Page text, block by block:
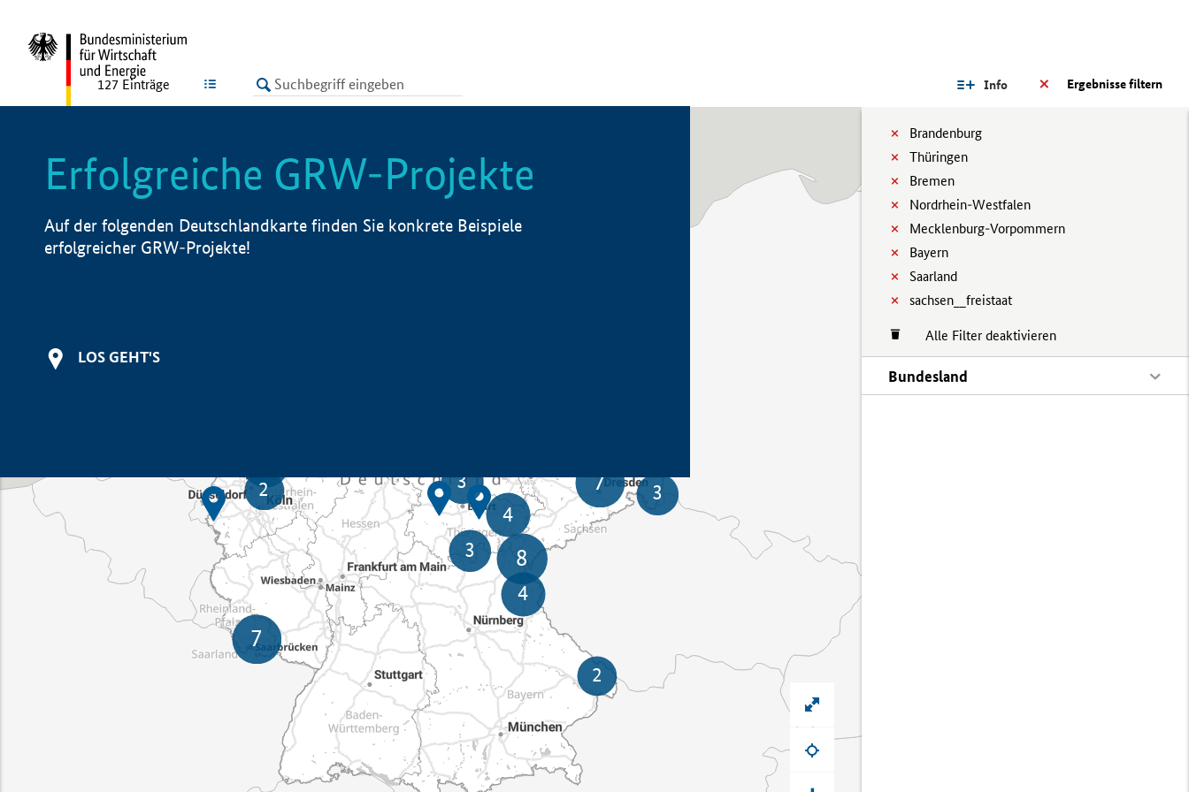
LISTE Ergebnisse filtern
Info
Brandenburg
Thüringen
Bremen
Nordrhein-Westfalen
Mecklenburg-Vorpommern
Bayern
Saarland
sachsen__freistaat
Alle Filter deaktivieren
Bundesland
127 Einträge
Erfolgreiche GRW-Projekte
Auf der folgenden Deutschlandkarte finden Sie konkrete Beispiele
erfolgreicher GRW-Projekte!
LOS GEHT'S